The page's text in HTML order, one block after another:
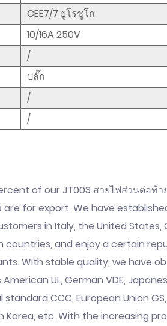
CEE7/7 ยูโรชูโก
10/16A 250V
/
ปลั๊ก
/
/
of our JT003 สายไฟส่วนต่อท้
for export. We have
in Italy, the United States,
countries, and enjoy a certain
With stable quality, we have
UL, German VDE,
CCC, European Union GS,
Korea, etc. With the increasing